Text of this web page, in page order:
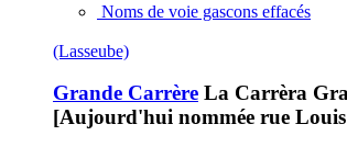
Noms de voie gascons effacés
(Lasseube)
Grande Carrère La Carrèra
[Aujourd'hui nommée rue